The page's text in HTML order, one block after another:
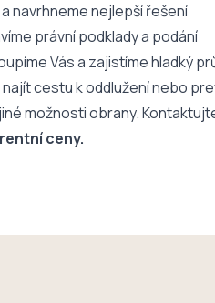
navrhneme nejlepší řešení
právní podklady a podání
Vás a zajistíme hladký
cestu k oddlužení nebo
možnosti obrany.
ceny.